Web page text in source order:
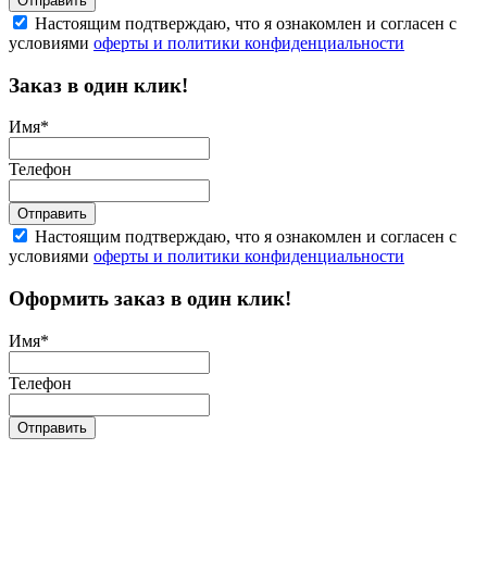
Настоящим подтверждаю, что я ознакомлен и согласен с
условиями оферты и политики конфиденциальности
Заказ в один клик!
Имя*
Телефон
Отправить
Настоящим подтверждаю, что я ознакомлен и согласен с
условиями оферты и политики конфиденциальности
Оформить заказ в один клик!
Имя*
Телефон
Отправить